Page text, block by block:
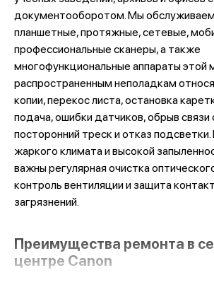
документооборотом. Мы
планшетные, протяжные, сетевые,
профессиональные сканеры, а также
многофункциональные аппараты этой
распространенным неполадкам
копии, перекос листа, остановка
подача, ошибки датчиков, обрыв
посторонний треск и отказ подсветки.
жаркого климата и высокой
важны регулярная очистка
контроль вентиляции и защита
загрязнений.
Преимущества ремонта в
центре Canon